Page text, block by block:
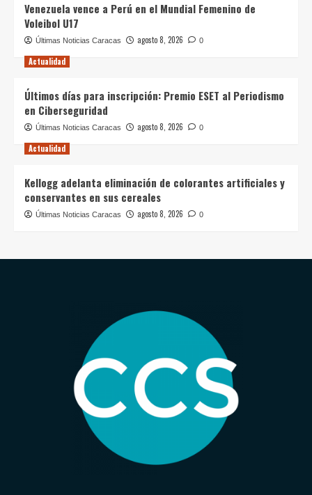
Venezuela vence a Perú en el Mundial Femenino de
Voleibol U17
Últimas Noticias Caracas agosto 8, 2026 0
Actualidad
Últimos días para inscripción: Premio ESET al Periodismo
en Ciberseguridad
Últimas Noticias Caracas agosto 8, 2026 0
Actualidad
Kellogg adelanta eliminación de colorantes artificiales y
conservantes en sus cereales
Últimas Noticias Caracas agosto 8, 2026 0